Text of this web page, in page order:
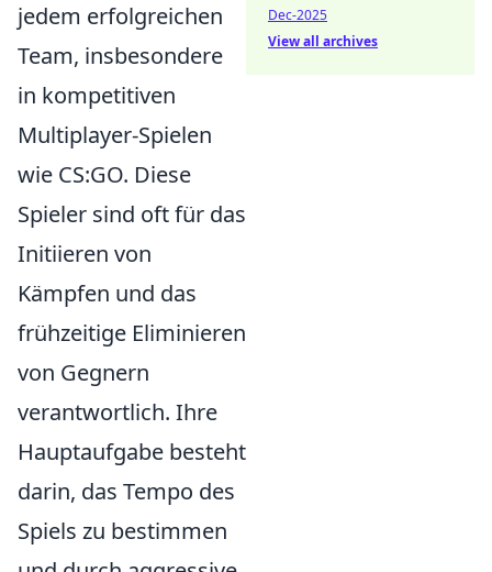
jedem erfolgreichen
Team, insbesondere
in kompetitiven
Multiplayer-Spielen
wie CS:GO. Diese
Spieler sind oft für das
Initiieren von
Kämpfen und das
frühzeitige Eliminieren
von Gegnern
verantwortlich. Ihre
Hauptaufgabe besteht
darin, das Tempo des
Spiels zu bestimmen
Dec-2025
View all archives